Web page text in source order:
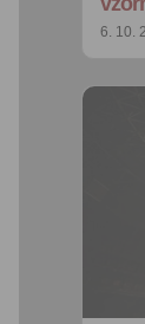
6. 10.